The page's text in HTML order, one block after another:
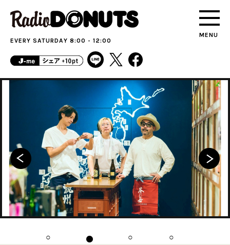
MENU
EVERY SATURDAY 8:00 - 12:00